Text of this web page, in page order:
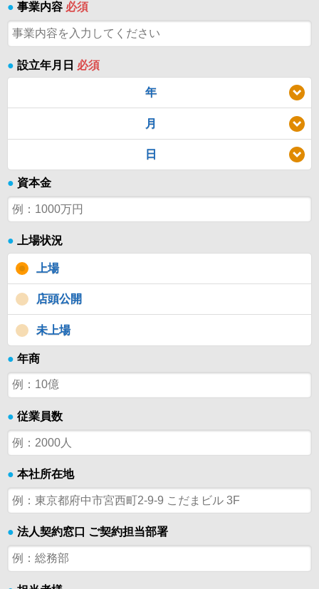
● 事業内容 必須
● 設立年月日 必須
年
月
日
● 資本金
● 上場状況
上場
店頭公開
未上場
● 年商
● 従業員数
● 本社所在地
● 法人契約窓口 ご契約担当部署